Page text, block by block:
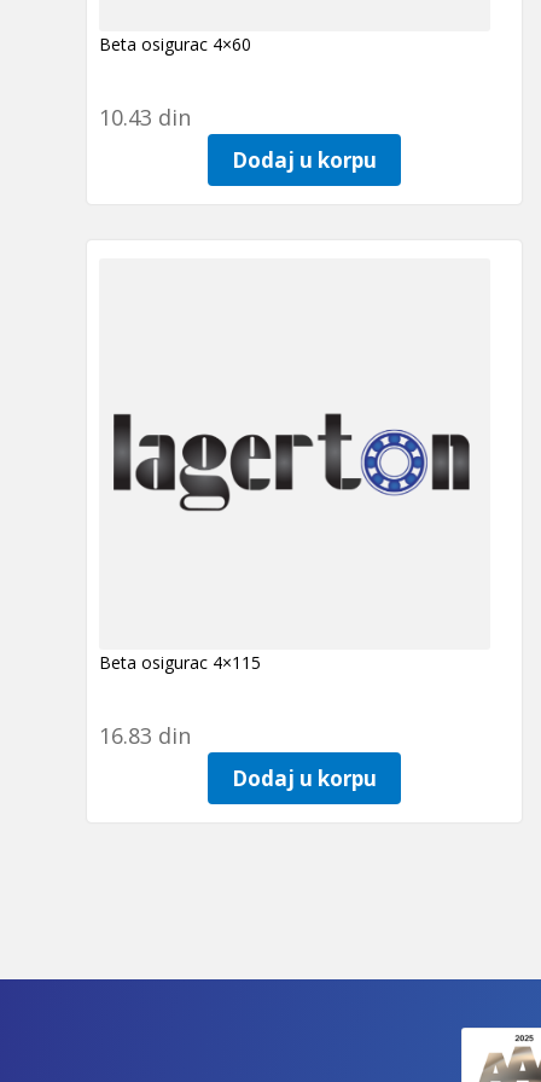
Beta osigurac 4×60
10.43 din
Dodaj u korpu
Beta osigurac 4×115
16.83 din
Dodaj u korpu